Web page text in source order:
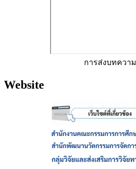
การส่งบทความ
Website